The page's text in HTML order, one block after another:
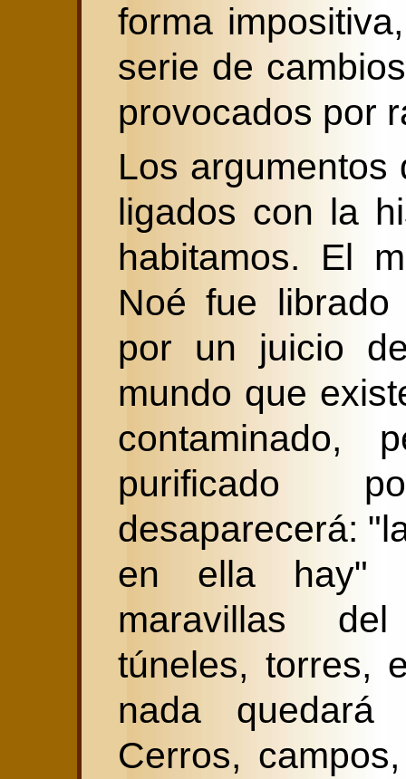
forma
serie de
provocados por
Los argumentos
ligados con la
habitamos. El
Noé fue
por un juicio
mundo que
contaminado,
purificado
desaparecerá:
en ella hay"
maravillas
túneles, torres,
nada
Cerros,